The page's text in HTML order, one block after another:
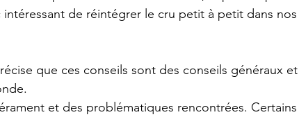
de réintégrer le cru petit à petit dans nos
que ces conseils sont des conseils généraux et
et des problématiques rencontrées. Certains